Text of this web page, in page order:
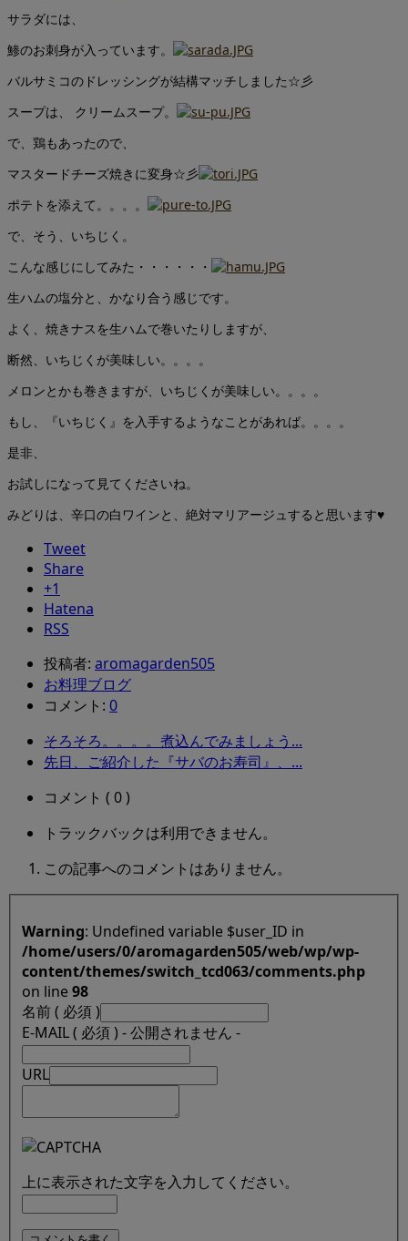
サラダには、
鯵のお刺身が入っています。
バルサミコのドレッシングが結構マッチしました☆彡
スープは、 クリームスープ。
で、鶏もあったので、
マスタードチーズ焼きに変身☆彡
ポテトを添えて。。。。
で、そう、いちじく。
こんな感じにしてみた・・・・・・
生ハムの塩分と、かなり合う感じです。
よく、焼きナスを生ハムで巻いたりしますが、
断然、いちじくが美味しい。。。。
メロンとかも巻きますが、いちじくが美味しい。。。。
もし、『いちじく』を入手するようなことがあれば。。。。
是非、
お試しになって見てくださいね。
みどりは、辛口の白ワインと、絶対マリアージュすると思います♥
Tweet
Share
+1
Hatena
RSS
投稿者: aromagarden505
お料理ブログ
コメント: 0
そろそろ。。。。煮込んでみましょう...
先日、ご紹介した『サバのお寿司』、...
コメント ( 0 )
トラックバックは利用できません。
この記事へのコメントはありません。
Warning : Undefined variable $user_ID in
/home/users/0/aromagarden505/web/wp/wp-
content/themes/switch_tcd063/comments.php
on line98
名前 ( 必須 )
E-MAIL ( 必須 ) - 公開されません -
URL
上に表示された文字を入力してください。